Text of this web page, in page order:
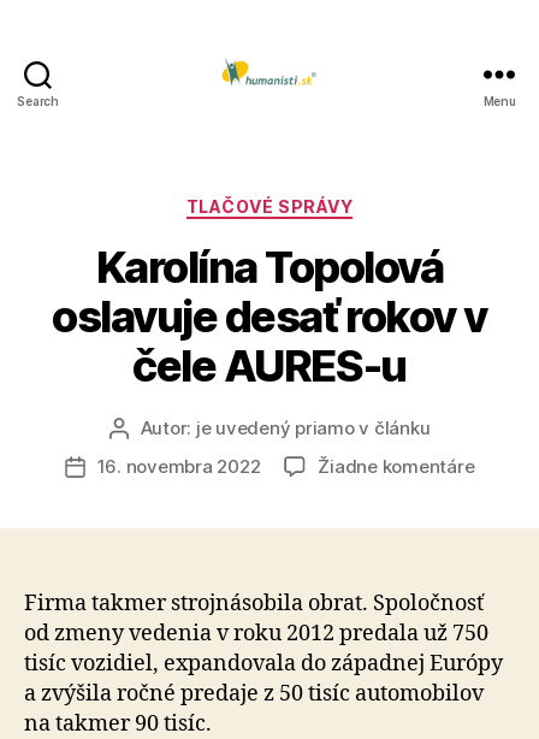
Search Menu
Kategórie
TLAČOVÉ SPRÁVY
Karolína Topolová
oslavuje desať rokov v
čele AURES-u
AutorAutor: je uvedený priamo v článku
Dátum
16. novembra 2022 Žiadne komentárena
rokov
v
čele
AURES-
u
Firma takmer strojnásobila obrat. Spoločnosť
od zmeny vedenia v roku 2012 predala už 750
tisíc vozidiel, expandovala do západnej Európy
a zvýšila ročné predaje z 50 tisíc automobilov
na takmer 90 tisíc.